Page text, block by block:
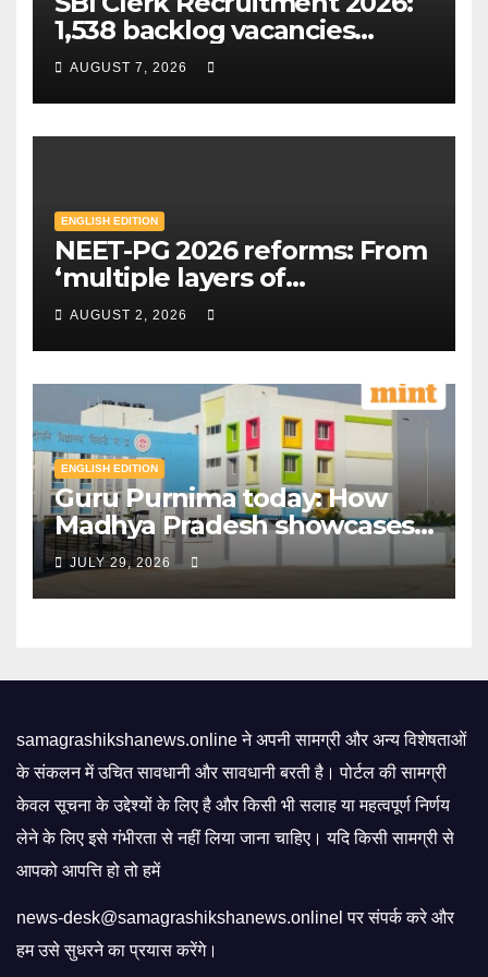
1,538 backlog vacancies
announced in special drive;
Check eligibility & how to
apply | Mint
AUGUST 7, 2026
ENGLISH EDITION
NEET-PG 2026 reforms: From
‘multiple layers of
encryption’ to centres closer
to home — Key changes in 30
August exam | Mint
AUGUST 2, 2026
ENGLISH EDITION
Guru Purnima today: How
Madhya Pradesh showcases
Sandipani schools as new
education model | Mint
JULY 29, 2026
samagrashikshanews.online ने अपनी सामग्री और अन्य विशेषताओं
के संकलन में उचित सावधानी और सावधानी बरती है। पोर्टल की सामग्री
केवल सूचना के उद्देश्यों के लिए है और किसी भी सलाह या महत्वपूर्ण निर्णय
लेने के लिए इसे गंभीरता से नहीं लिया जाना चाहिए। यदि किसी सामग्री से
आपको आपत्ति हो तो हमें
news-desk@samagrashikshanews.onlinel पर संपर्क करे और
हम उसे सुधरने का प्रयास करेंगे।